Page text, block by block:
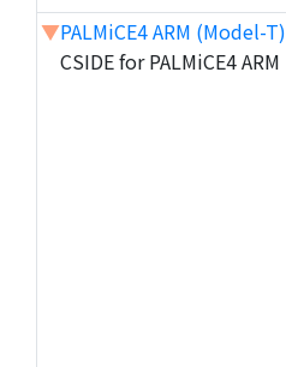
▼PALMiCE4 ARM (Model-T)
CSIDE for PALMiCE4 ARM